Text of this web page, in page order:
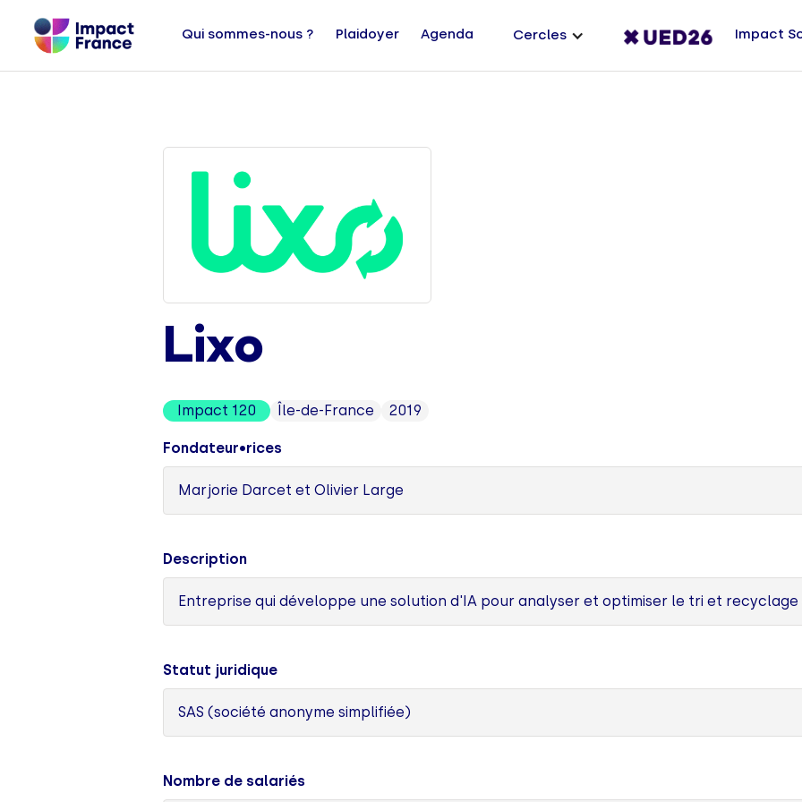
Qui sommes-nous ? Plaidoyer Agenda Cercles Impact
Lixo
Impact 120 Île-de-France 2019
Fondateur•rices
Marjorie Darcet et Olivier Large
Description
Entreprise qui développe une solution d'IA pour analyser et optimiser le tri et recyclage
Statut juridique
SAS (société anonyme simplifiée)
Nombre de salariés